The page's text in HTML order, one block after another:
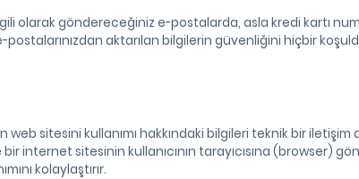
olarak göndereceğiniz e-postalarda, asla kredi kartı
aktarılan bilgilerin güvenliğini hiçbir
web sitesini kullanımı hakkındaki bilgileri teknik bir
internet sitesinin kullanıcının tarayıcısına (browser)
kolaylaştırır.